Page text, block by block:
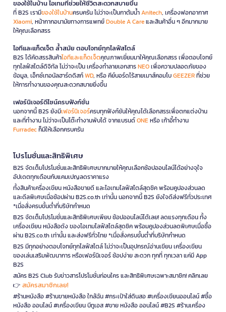
ของใช้ในบ้าน ไอเทมที่ช่วยให้ชีวิตสะดวกสบายขึ้น
ที่ B2S เรามีของใช้ในบ้านครบครัน ไม่ว่าจะเป็นกาต้มน้ำAnitech, เครื่องฟอกอากาศ
Xiaomi, หน้ากากอนามัยทางการแพทย์Double A Careและสินค้าอื่น ๆ อีกมากมาย
ให้คุณเลือกสรร
ไอทีและแก็ดเจ็ต ล้ำสมัย ตอบโจทย์ทุกไลฟ์สไตล์
B2S ได้คัดสรรสินค้าไอทีและแก็ดเจ็ตคุณภาพเยี่ยมมาให้คุณเลือกสรร เพื่อตอบโจทย์
ทุกไลฟ์สไตล์ดิจิทัล ไม่ว่าจะเป็น เครื่องทำลายเอกสารNEOเพื่อความปลอดภัยของ
ข้อมูล, เอ็กซ์เทอนัลฮาร์ดดิสก์WD, หรือ คีย์บอร์ดไร้สายเมาส์คอมโบGEEZERที่ช่วย
ให้การทำงานของคุณสะดวกสบายยิ่งขึ้น
เฟอร์นิเจอร์ดีไซน์ครบฟังก์ชั่น
นอกจากนี้ B2S ยังมีเฟอร์นิเจอร์ครบทุกฟังก์ชันให้คุณได้เลือกสรรเพื่อตกแต่งบ้าน
และที่ทำงาน ไม่ว่าจะเป็นโต๊ะทำงานพับได้ จากแบรนด์ONEหรือ เก้าอี้ทำงาน
Furradecก็มีให้เลือกครบครัน
โปรโมชั่นและสิทธิพิเศษ
B2S จัดเต็มโปรโมชั่นและสิทธิพิเศษมากมายให้คุณเลือกช้อปออนไลน์ได้อย่างจุใจ
อัปเดตทุกเดือนกับแคมเปญลดราคาแรง
ทั้งสินค้าเครื่องเขียน หนังสือขายดี และไอเทมไลฟ์สไตล์สุดชิค พร้อมคูปองส่วนลด
และดีลพิเศษเมื่อช้อปผ่าน B2S.co.th เท่านั้น นอกจากนี้ B2S ยังใจดีส่งฟรีทั่วประเทศ
*เมื่อสั่งครบขั้นต่ำที่บริษัทกำหนด
B2S จัดเต็มโปรโมชั่นและสิทธิพิเศษเพียบ ช้อปออนไลน์ได้เลย! ลดแรงทุกเดือน ทั้ง
เครื่องเขียน หนังสือดัง ของไอเทมไลฟ์สไตล์สุดชิค พร้อมคูปองส่วนลดพิเศษเมื่อซื้อ
ผ่าน B2S.co.th เท่านั้น และส่งฟรีทั่วไทย *เมื่อสั่งครบขั้นต่ำที่บริษัทกำหนด
B2S มีทุกอย่างตอบโจทย์ทุกไลฟ์สไตล์ ไม่ว่าจะเป็นอุปกรณ์อ่านเขียน เครื่องเขียน
ของเล่นเสริมพัฒนาการ หรือเฟอร์นิเจอร์ ช้อปง่าย สะดวก ทุกที่ ทุกเวลา แค่มี App
B2S
สมัคร B2S Club รับข่าวสารโปรโมชั่นก่อนใคร และสิทธิพิเศษเฉพาะสมาชิก! คลิกเลย
👉 สมัครสมาชิกเลย!
#ร้านหนังสือ #ร้านขายหนังสือ ใกล้ฉัน #กระเป๋าใส่ดินสอ #เครื่องเขียนออนไลน์ #ซื้อ
หนังสือ ออนไลน์ #เครื่องเขียน บีทูเอส #ขาย หนังสือ ออนไลน์ #B2S #ร้านเครื่อง